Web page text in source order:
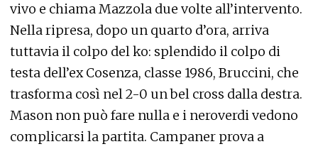
vivo e chiama Mazzola due volte all’intervento.
Nella ripresa, dopo un quarto d’ora, arriva
tuttavia il colpo del ko: splendido il colpo di
testa dell’ex Cosenza, classe 1986, Bruccini, che
trasforma così nel 2-0 un bel cross dalla destra.
Mason non può fare nulla e i neroverdi vedono
complicarsi la partita. Campaner prova a